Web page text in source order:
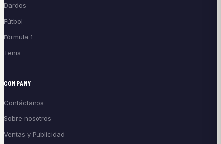
Dardos
Fútbol
Fórmula 1
Tenis
COMPANY
Contáctanos
Sobre nosotros
Ventas y Publicidad